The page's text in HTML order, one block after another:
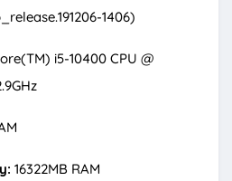
1406)
i5-10400 CPU @
16322MB RAM